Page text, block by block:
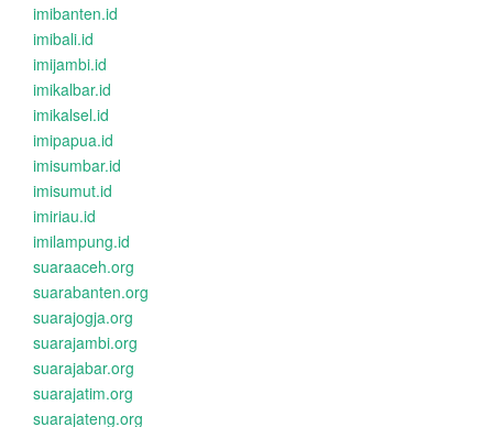
imibanten.id
imibali.id
imijambi.id
imikalbar.id
imikalsel.id
imipapua.id
imisumbar.id
imisumut.id
imiriau.id
imilampung.id
suaraaceh.org
suarabanten.org
suarajogja.org
suarajambi.org
suarajabar.org
suarajatim.org
suarajateng.org